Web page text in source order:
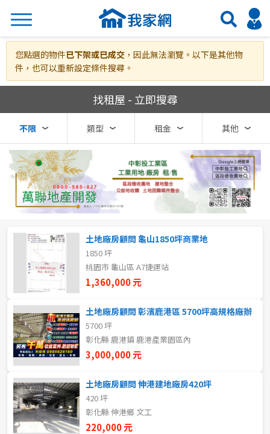
搜尋
縣市
不限
基隆市
新北市
宜蘭縣
桃園市
新竹縣
苗栗縣
區域
不限
類型(可複選)
不拘 整層住家
雅房 其他住宅 店面
辦公 住辦
您點選的物件已下架或已成交 ，因此無法瀏覽。以下是其他物
件，也可以重新設定條件搜尋。
我家網房屋租賃
找租屋 - 立即搜尋
不限 類型 租金 其他
土地廠房顧問 龜山1850坪商業地
1850 坪
桃園市 龜山區 A7捷運站
1,360,000 元
土地廠房顧問 彰濱鹿港區 5700坪高規格廠辦
5700 坪
彰化縣 鹿港鎮 鹿港產業園區內
3,000,000 元
土地廠房顧問 伸港建地廠房420坪
420 坪
彰化縣 伸港鄉 文工
220,000 元